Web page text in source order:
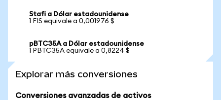
Stafi a Dólar estadounidense
1 FIS equivale a 0,001976 $
pBTC35A a Dólar estadounidense
1 PBTC35A equivale a 0,8224 $
Explorar más conversiones
Conversiones avanzadas de activos